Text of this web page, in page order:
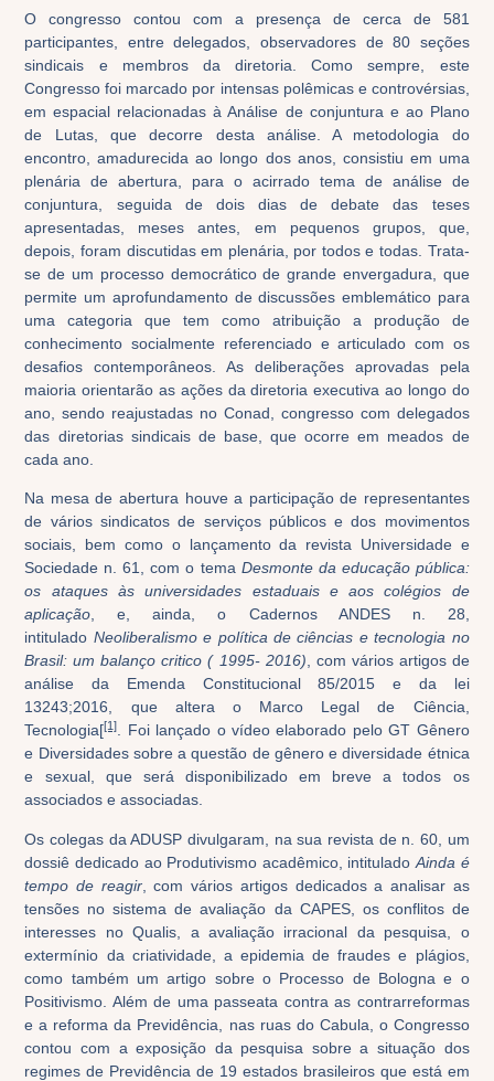
O congresso contou com a presença de cerca de 581
participantes, entre delegados, observadores de 80 seções
sindicais e membros da diretoria. Como sempre, este
Congresso foi marcado por intensas polêmicas e controvérsias,
em espacial relacionadas à Análise de conjuntura e ao Plano
de Lutas, que decorre desta análise. A metodologia do
encontro, amadurecida ao longo dos anos, consistiu em uma
plenária de abertura, para o acirrado tema de análise de
conjuntura, seguida de dois dias de debate das teses
apresentadas, meses antes, em pequenos grupos, que,
depois, foram discutidas em plenária, por todos e todas. Trata-
se de um processo democrático de grande envergadura, que
permite um aprofundamento de discussões emblemático para
uma categoria que tem como atribuição a produção de
conhecimento socialmente referenciado e articulado com os
desafios contemporâneos. As deliberações aprovadas pela
maioria orientarão as ações da diretoria executiva ao longo do
ano, sendo reajustadas no Conad, congresso com delegados
das diretorias sindicais de base, que ocorre em meados de
cada ano.
Na mesa de abertura houve a participação de representantes
de vários sindicatos de serviços públicos e dos movimentos
sociais, bem como o lançamento da revista Universidade e
Sociedade n. 61, com o tema Desmonte da educação pública:
os ataques às universidades estaduais e aos colégios de
aplicação , e, ainda, o Cadernos ANDES n. 28,
intitulado Neoliberalismo e política de ciências e tecnologia no
Brasil: um balanço critico ( 1995- 2016) , com vários artigos de
análise da Emenda Constitucional 85/2015 e da lei
13243;2016, que altera o Marco Legal de Ciência,
Tecnologia[[1]
. Foi lançado o vídeo elaborado pelo GT Gênero
e Diversidades sobre a questão de gênero e diversidade étnica
e sexual, que será disponibilizado em breve a todos os
associados e associadas.
Os colegas da ADUSP divulgaram, na sua revista de n. 60, um
dossiê dedicado ao Produtivismo acadêmico, intituladoAinda é
tempo de reagir, com vários artigos dedicados a analisar as
tensões no sistema de avaliação da CAPES, os conflitos de
interesses no Qualis, a avaliação irracional da pesquisa, o
extermínio da criatividade, a epidemia de fraudes e plágios,
como também um artigo sobre o Processo de Bologna e o
Positivismo. Além de uma passeata contra as contrarreformas
e a reforma da Previdência, nas ruas do Cabula, o Congresso
contou com a exposição da pesquisa sobre a situação dos
regimes de Previdência de 19 estados brasileiros que está em